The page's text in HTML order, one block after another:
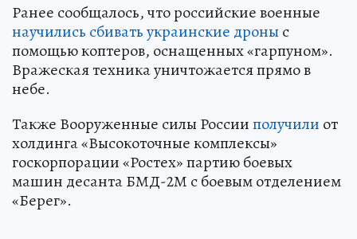
Ранее сообщалось, что российские военные
научились сбивать украинские дроны с
помощью коптеров, оснащенных «гарпуном».
Вражеская техника уничтожается прямо в
небе.
Также Вооруженные силы Россииполучили от
холдинга «Высокоточные комплексы»
госкорпорации «Ростех» партию боевых
машин десанта БМД-2М с боевым отделением
«Берег».